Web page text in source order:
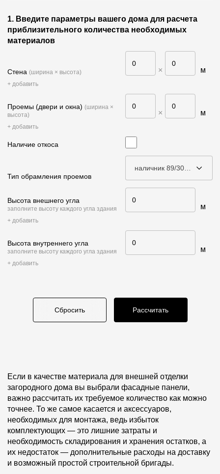
Фасадная плитка
Комплектующие для фасадов
Пленки и мембраны
Однослойная черепица
Кровельная вентиляция
Водостоки
Пластиковые водосточные системы
Металлические водосточные системы
Водосборник
Документация
Технические листы
Рекламные материалы
Сертификаты
Гарантии
Чертежи
1. Введите параметры вашего дома для расчета
приблизительного количества необходимых
материалов
Стена (ширина × высота) × м
+ добавить
Проемы (двери и окна) (ширина ×
высота)
× м
+ добавить
Наличие откоса
Тип обрамления проемов
наличник 89/30 мм
Высота внешнего угла
заполните высоту каждого угла здания м
+ добавить
Высота внутреннего угла
заполните высоту каждого угла здания м
+ добавить
Сбросить Рассчитать
Если в качестве материала для внешней отделки
загородного дома вы выбрали фасадные панели,
важно рассчитать их требуемое количество как можно
точнее. То же самое касается и аксессуаров,
необходимых для монтажа, ведь избыток
комплектующих — это лишние затраты и
необходимость складирования и хранения остатков, а
их недостаток — дополнительные расходы на доставку
и возможный простой строительной бригады.